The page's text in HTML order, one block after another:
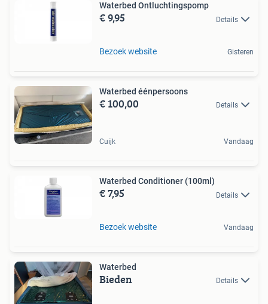
Waterbed Ontluchtingspomp
€ 9,95 Details
Bezoek website Gisteren
Waterbed éénpersoons
€ 100,00 Details
Cuijk Vandaag
Waterbed Conditioner (100ml)
€ 7,95 Details
Bezoek website Vandaag
Waterbed
Bieden Details